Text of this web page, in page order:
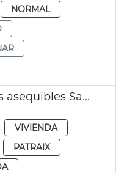
NORMAL
Catalá edificio viviendas asequibles Safranar
VIVIENDA
PATRAIX